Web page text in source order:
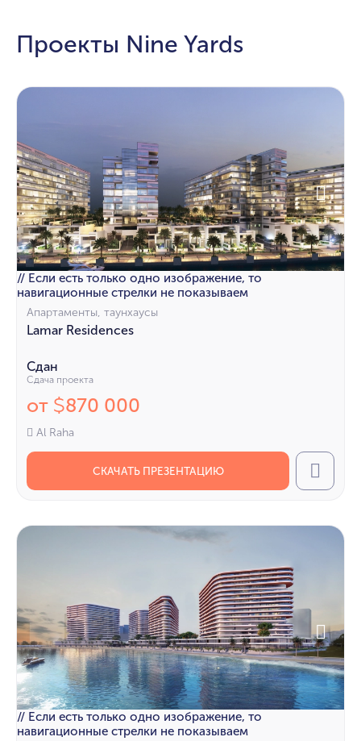
Проекты Nine Yards
// Если есть только одно изображение, то
навигационные стрелки не показываем
Апартаменты, таунхаусы
Lamar Residences
Сдан
Сдача проекта
от $870 000
Al Raha
СКАЧАТЬ ПРЕЗЕНТАЦИЮ Call
// Если есть только одно изображение, то
навигационные стрелки не показываем